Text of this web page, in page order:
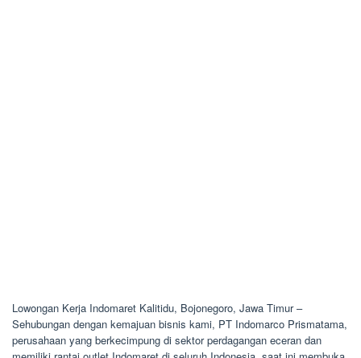
Lowongan Kerja Indomaret Kalitidu, Bojonegoro, Jawa Timur –
Sehubungan dengan kemajuan bisnis kami, PT Indomarco Prismatama,
perusahaan yang berkecimpung di sektor perdagangan eceran dan